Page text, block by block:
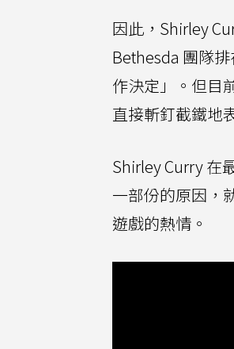
因此，Shirley
Bethesda 團隊
作決定」。但目
直接斬釘截鐵地
Shirley Curry 在
一部份的原因，
遊戲的熱情。